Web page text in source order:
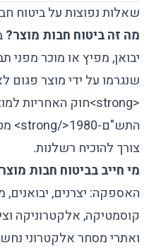
שאלות נפוצות על ביטוח
מה זה ביטוח חבות מוצר?
יבואן, מפיץ או מוכר מפני
שנגרמו על ידי מוצר
<strong>
חוק האחריות
התש"ם-1980
</strong>
צורך להוכיח רשלנות.
מי חייב בביטוח חבות
האספקה: יצרנים, יבואנים,
ואתרי מסחר אלקטרוני